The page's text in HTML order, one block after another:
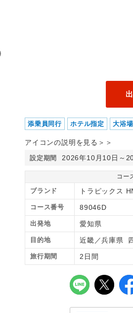
添乗員同行 ホテル指定 大浴場
アイコンの説明を見る＞＞
設定期間 2026年10月10日～
コー
ブランド トラピックス
コース番号 89046D
出発地 愛知県
目的地 近畿／兵庫県
旅行期間 2日間